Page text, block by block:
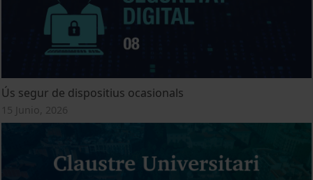
Ús segur de dispositius ocasionals
15 Junio, 2026